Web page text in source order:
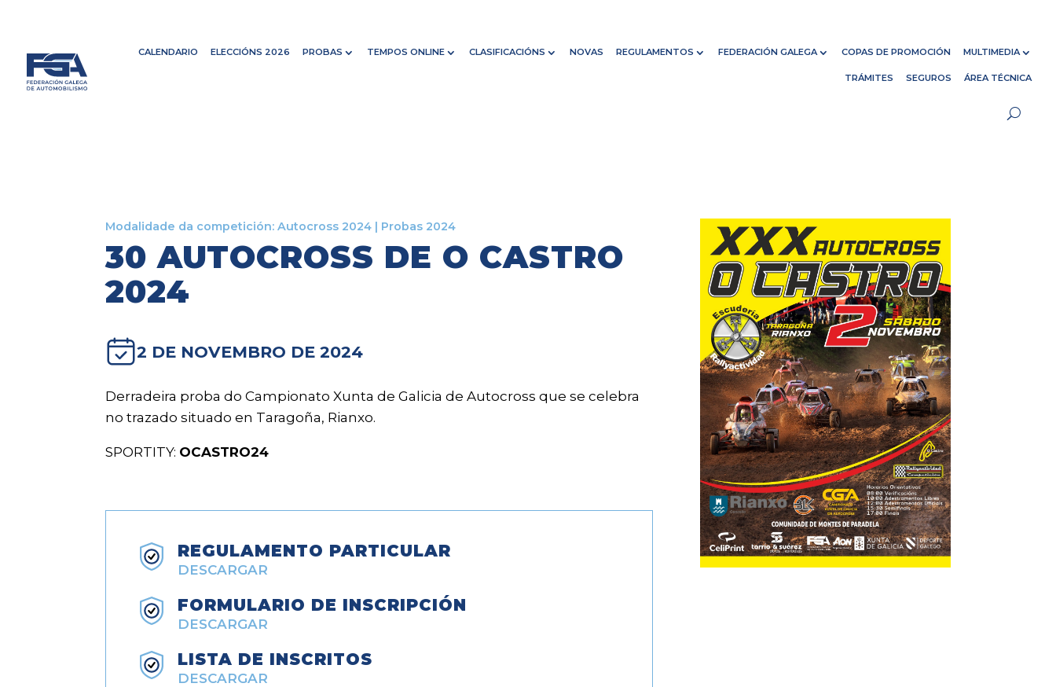
CALENDARIO ELECCIÓNS 2026 PROBAS TEMPOS ONLINE CLASIFICACIÓNS NOVAS REGULAMENTOS FEDERACIÓN GALEGA COPAS DE PROMOCIÓN MULTIMEDIA
TRÁMITES SEGUROS ÁREA TÉCNICA
Modalidade da competición:Autocross 2024 | Probas 2024
30 AUTOCROSS DE O CASTRO
2024
2 DE NOVEMBRO DE 2024
Derradeira proba do Campionato Xunta de Galicia de Autocross que se celebra
no trazado situado en Taragoña, Rianxo.
SPORTITY: OCASTRO24
REGULAMENTO PARTICULAR
DESCARGAR
FORMULARIO DE INSCRIPCIÓN
DESCARGAR
LISTA DE INSCRITOS
DESCARGAR